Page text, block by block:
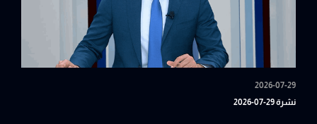
2026-07-29
نشرة 29-07-2026